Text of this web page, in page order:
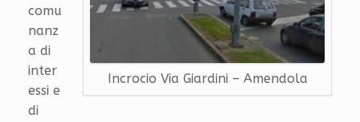
Incrocio Via Giardini – Amendola
comu
nanz
a di
inter
essi e
di